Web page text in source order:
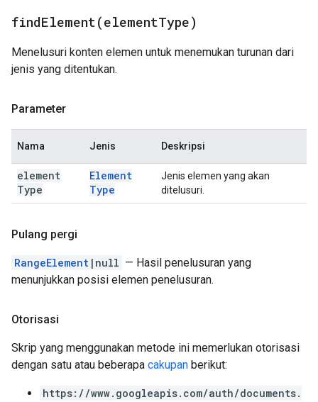
findElement(elementType)
Menelusuri konten elemen untuk menemukan turunan dari
jenis yang ditentukan.
Parameter
Nama Jenis Deskripsi
element
Type
Element
Type
Jenis elemen yang akan
ditelusuri.
Pulang pergi
RangeElement |null — Hasil penelusuran yang
menunjukkan posisi elemen penelusuran.
Otorisasi
Skrip yang menggunakan metode ini memerlukan otorisasi
dengan satu atau beberapa cakupan berikut:
https://www.googleapis.com/auth/documents.